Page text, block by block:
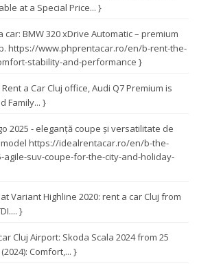
at a Special Price... }
car: BMW 320 xDrive Automatic – premium
https://www.phprentacar.ro/en/b-rent-the-
stability-and-performance }
a Car Cluj office, Audi Q7 Premium is
Family... }
2025 - eleganță coupe și versatilitate de
model https://idealrentacar.ro/en/b-the-
agile-suv-coupe-for-the-city-and-holiday-
Variant Highline 2020: rent a car Cluj from
}
Cluj Airport: Skoda Scala 2024 from 25
Comfort,... }